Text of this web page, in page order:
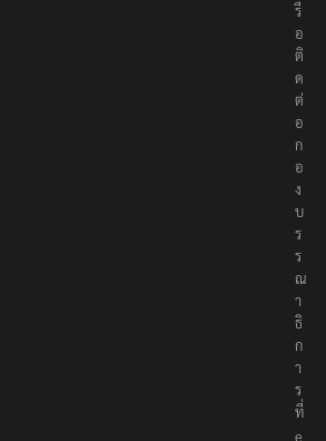
รื
อ
ติ
ด
ต่
อ
ก
อ
ง
บ
ร
ร
ณ
า
ธิ
ก
า
ร
ที่
e